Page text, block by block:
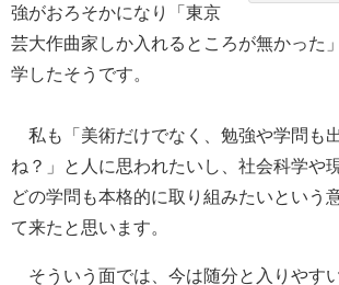
強がおろそかになり「東京
芸大作曲家しか入れるところが無かった
学したそうです。
私も「美術だけでなく、勉強や学問も
ね？」と人に思われたいし、社会科学や
どの学問も本格的に取り組みたいという
て来たと思います。
そういう面では、今は随分と入りやす